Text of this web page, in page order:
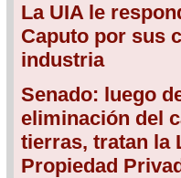
La UIA le
Caputo por sus
industria
Senado: luego
eliminación del
tierras, tratan la
Propiedad